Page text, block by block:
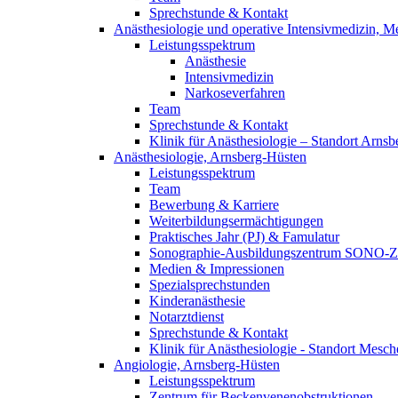
Sprechstunde & Kontakt
Anästhesiologie und operative Intensivmedizin,
Leistungsspektrum
Anästhesie
Intensivmedizin
Narkoseverfahren
Team
Sprechstunde & Kontakt
Klinik für Anästhesiologie – Standort
Anästhesiologie, Arnsberg-Hüsten
Leistungsspektrum
Team
Bewerbung & Karriere
Weiterbildungsermächtigungen
Praktisches Jahr (PJ) & Famulatur
Sonographie-Ausbildungszentrum SONO-
Medien & Impressionen
Spezialsprechstunden
Kinderanästhesie
Notarztdienst
Sprechstunde & Kontakt
Klinik für Anästhesiologie - Standort
Angiologie, Arnsberg-Hüsten
Leistungsspektrum